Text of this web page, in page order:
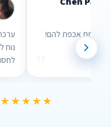
שבאמת אכפת להם!
★★★★★